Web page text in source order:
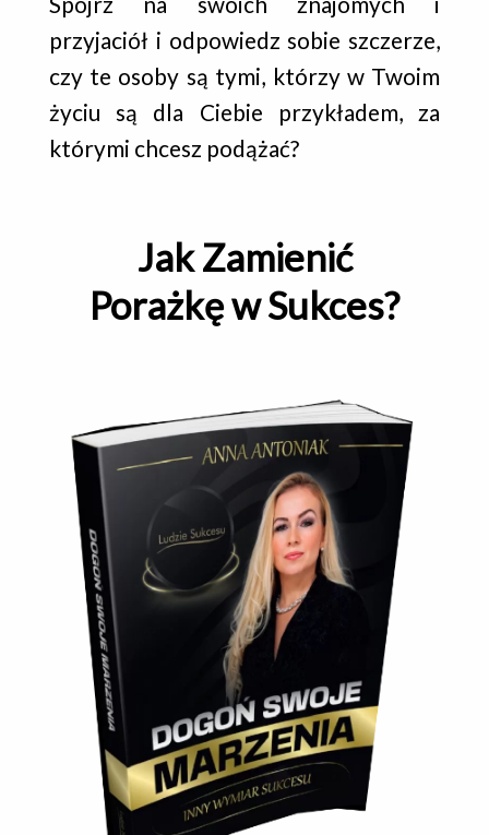
przyjaciół i odpowiedz sobie szczerze,
czy te osoby są tymi, którzy w Twoim
życiu są dla Ciebie przykładem, za
którymi chcesz podążać?
Jak Zamienić
Porażkę w Sukces?